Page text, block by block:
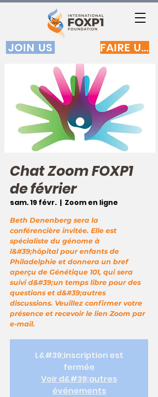
JOIN US FAIRE UN DON
Chat Zoom FOXP1
de février
sam. 19 févr.
  |
Zoom en ligne
Beth Denenberg sera la
conférencière invitée. Elle est
spécialiste du génome à
l&#39;hôpital pour enfants de
Philadelphie et donnera un bref
aperçu de Génétique 101, qui sera
suivi d&#39;un temps libre pour des
questions et d&#39;autres
discussions. Veuillez confirmer votre
présence et recevoir le lien Zoom par
e-mail.
L&#39;inscription est
fermée
Voir d&#39;autres
événements